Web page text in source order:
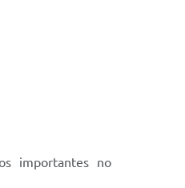
importantes no